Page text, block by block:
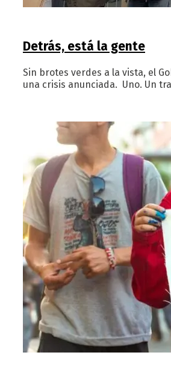
Detrás, está la gente
Sin brotes verdes a la vista, el
una crisis anunciada. Uno. Un